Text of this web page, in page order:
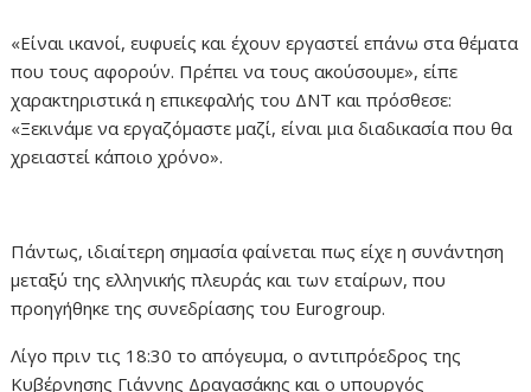
«Είναι ικανοί, ευφυείς και έχουν εργαστεί επάνω στα θέματα
που τους αφορούν. Πρέπει να τους ακούσουμε», είπε
χαρακτηριστικά η επικεφαλής του ΔΝΤ και πρόσθεσε:
«Ξεκινάμε να εργαζόμαστε μαζί, είναι μια διαδικασία που θα
χρειαστεί κάποιο χρόνο».
Πάντως, ιδιαίτερη σημασία φαίνεται πως είχε η συνάντηση
μεταξύ της ελληνικής πλευράς και των εταίρων, που
προηγήθηκε της συνεδρίασης του Eurogroup.
Λίγο πριν τις 18:30 το απόγευμα, ο αντιπρόεδρος της
Κυβέρνησης Γιάννης Δραγασάκης και ο υπουργός